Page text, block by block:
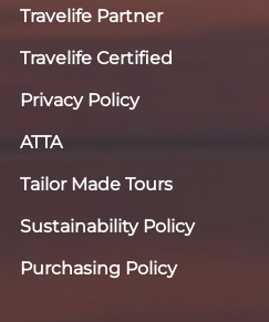
Travelife Partner
Travelife Certified
Privacy Policy
ATTA
Tailor Made Tours
Sustainability Policy
Purchasing Policy